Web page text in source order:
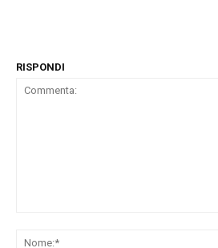
RISPONDI